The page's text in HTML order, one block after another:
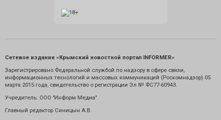
Сетевое издание «Крымский новостной портал INFORMER»
Зарегистрировано Федеральной службой по надзору в сфере связи,
информационных технологий и массовых коммуникаций (Роскомнадзор) 05
марта 2015 года, свидетельство о регистрации Эл № ФС77-60943.
Учредитель: ООО "Информ Медиа"
Главный редактор Синицын А.В.